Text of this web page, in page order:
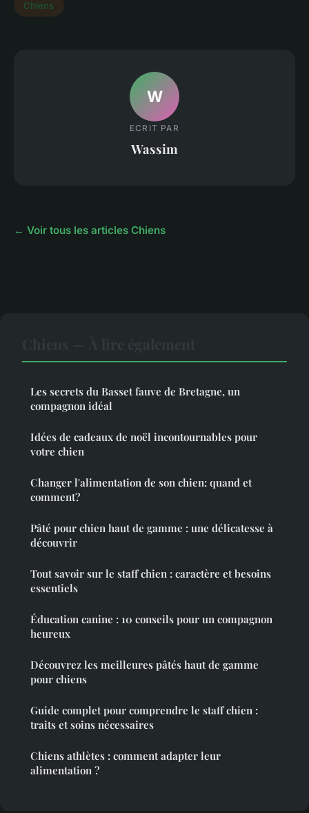
Chiens
W
ECRIT PAR
Wassim
← Voir tous les articles Chiens
Les secrets du Basset fauve de Bretagne, un
compagnon idéal
Idées de cadeaux de noël incontournables pour
votre chien
Changer l'alimentation de son chien: quand et
comment?
Pâté pour chien haut de gamme : une délicatesse à
découvrir
Tout savoir sur le staff chien : caractère et besoins
essentiels
Éducation canine : 10 conseils pour un compagnon
heureux
Découvrez les meilleures pâtés haut de gamme
pour chiens
Guide complet pour comprendre le staff chien :
traits et soins nécessaires
Chiens athlètes : comment adapter leur
alimentation ?